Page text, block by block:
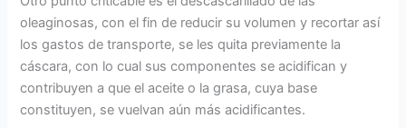
oleaginosas, con el fin de reducir su volumen y recortar así
los gastos de transporte, se les quita previamente la
cáscara, con lo cual sus componentes se acidifican y
contribuyen a que el aceite o la grasa, cuya base
constituyen, se vuelvan aún más acidificantes.